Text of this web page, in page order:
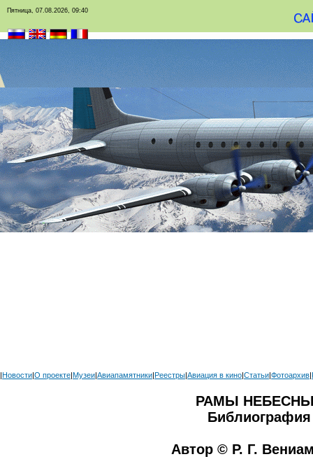
Пятница, 07.08.2026, 09:40
|Новости|О проекте|Музеи|Авиапамятники|Реестры|Авиация в кино|Статьи|Фотоархив|
РАМЫ
Библиография
Автор © Р. Г.